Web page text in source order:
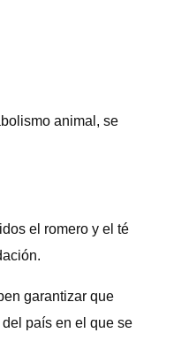
animal, se
el romero y el té
garantizar que
país en el que se